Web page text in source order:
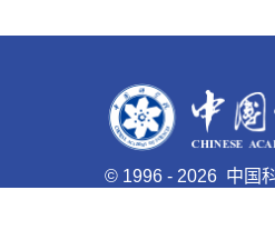
© 1996 - 2026 中国